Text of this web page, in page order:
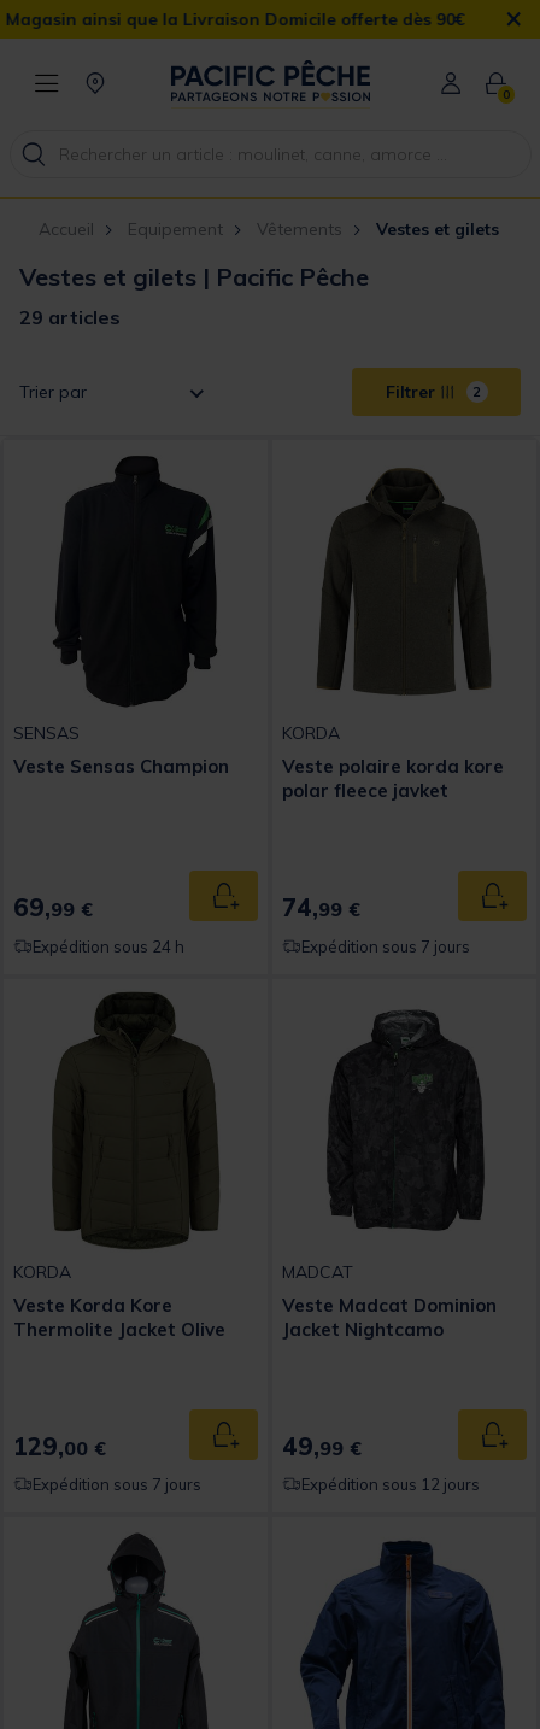
la Livraison Domicile offerte dès 90€ ×
0
Accueil Equipement Vêtements Vestes et gilets
Vestes et gilets | Pacific Pêche
29 articles
Trier par Filtrer 2
SENSAS
Veste Sensas Champion
69,99 € Ajouter au panier
Expédition sous 24 h
KORDA
Veste polaire korda kore
polar fleece javket
74,99 €
Expédition sous 7 jours
KORDA
Veste Korda Kore
Thermolite Jacket Olive
129,00 € Ajouter au panier
Expédition sous 7 jours
MADCAT
Veste Madcat Dominion
Jacket Nightcamo
49,99 €
Expédition sous 12 jours